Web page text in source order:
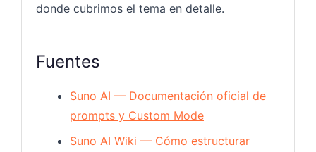
donde cubrimos el tema en detalle.
Fuentes
Suno AI — Documentación oficial de
prompts y Custom Mode
Suno AI Wiki — Cómo estructurar